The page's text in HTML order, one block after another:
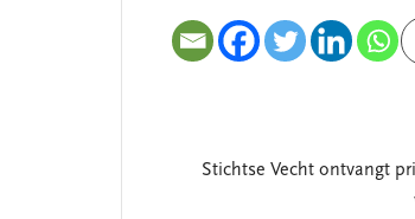
Stichtse Vecht ontvangt